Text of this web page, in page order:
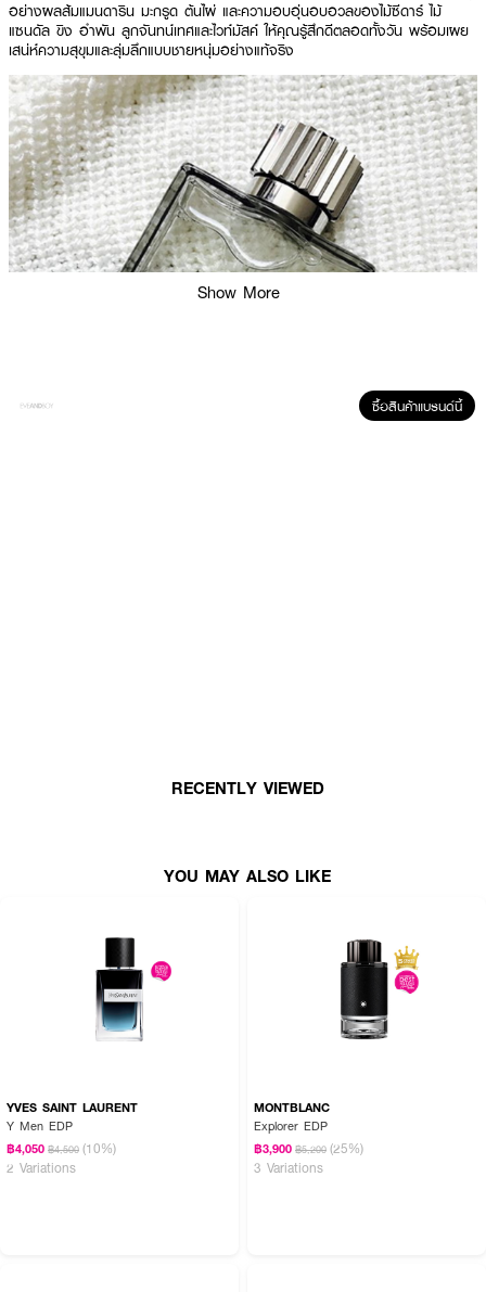
อย่างผลส้มแมนดาริน มะกรูด ต้นไผ่ และความอบอุ่นอบอวลของไม้ซีดาร์ ไม้
แซนดัล ขิง อำพัน ลูกจันทน์เทศและไวท์มัสค์ ให้คุณรู้สึกดีตลอดทั้งวัน พร้อมเผย
เสน่ห์ความสุขุมและลุ่มลึกแบบชายหนุ่มอย่างแท้จริง
Sandalwood, Cedar, White Musk.
Show More
ซื้อสินค้าแบรนด์นี้
RECENTLY VIEWED
YOU MAY ALSO LIKE
YVES SAINT LAURENT
Y Men EDP
฿4,050 ฿4,500 (10%)
2 Variations
MONTBLANC
Explorer EDP
฿3,900 ฿5,200 (25%)
3 Variations